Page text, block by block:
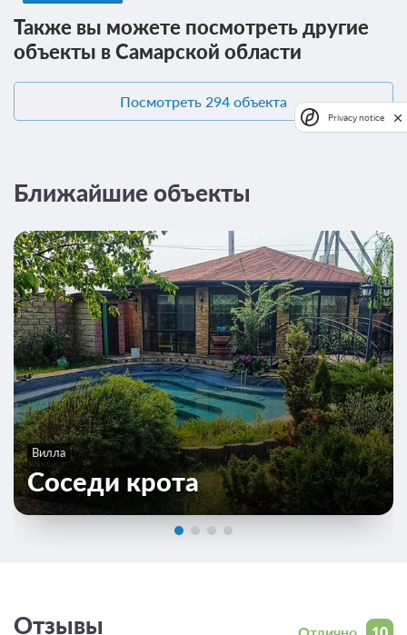
20 фото
Телевизор
6 гостей
Моментальное подтверждение
В стоимость входит:
Что входит в тариф, Без питания
Бесплатная отмена до 08 августа 2026 23:59; При отмене
после 09 августа 2026 00:00 оплата не возвращается
Требуется внесение предоплаты в течение 2 часов.
Сумма предоплаты составляет -1 руб.
Недостаточно мест
Сменить кол-во гостей
Забронировать
Также вы можете посмотреть другие
объекты в Самарской области
Посмотреть 294 объекта
Ближайшие объекты
Вилла
Соседи крота
Отзывы
Privacy notice